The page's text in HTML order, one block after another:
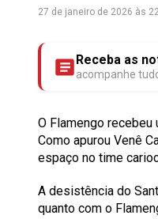
27 de janeiro de 2026 às
Receba as
acompanhe
O Flamengo recebeu
Como apurou Venê
espaço no time
A desistência do
quanto com o